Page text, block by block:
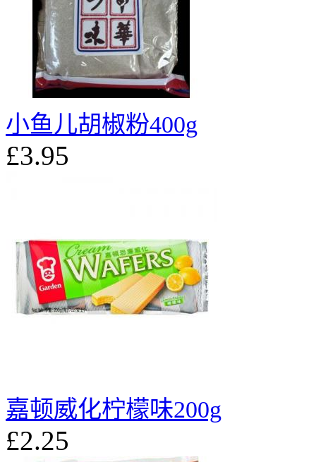
小鱼儿胡椒粉400g
£3.95
嘉顿威化柠檬味200g
£2.25